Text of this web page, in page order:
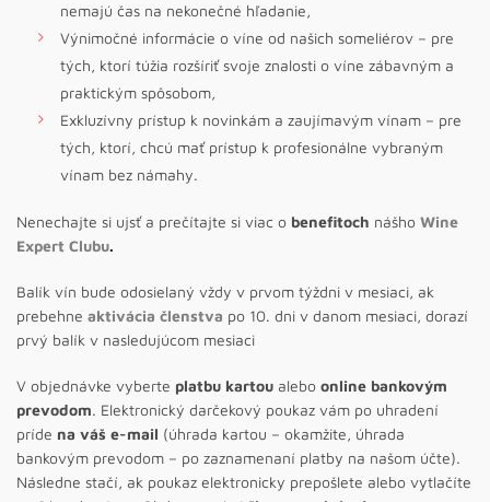
nemajú čas na nekonečné hľadanie,
Výnimočné informácie o víne od našich someliérov – pre
tých, ktorí túžia rozšíriť svoje znalosti o víne zábavným a
praktickým spôsobom,
Exkluzívny prístup k novinkám a zaujímavým vínam – pre
tých, ktorí, chcú mať prístup k profesionálne vybraným
vínam bez námahy.
Nenechajte si ujsť a prečítajte si viac o benefitoch nášho Wine
Expert Clubu.
Balík vín bude odosielaný vždy v prvom týždni v mesiaci, ak
prebehne aktivácia členstva po 10. dni v danom mesiaci, dorazí
prvý balík v nasledujúcom mesiaci
V objednávke vyberte platbu kartou alebo online bankovým
prevodom. Elektronický darčekový poukaz vám po uhradení
príde na váš e-mail (úhrada kartou – okamžite, úhrada
bankovým prevodom – po zaznamenaní platby na našom účte).
Následne stačí, ak poukaz elektronicky prepošlete alebo vytlačíte